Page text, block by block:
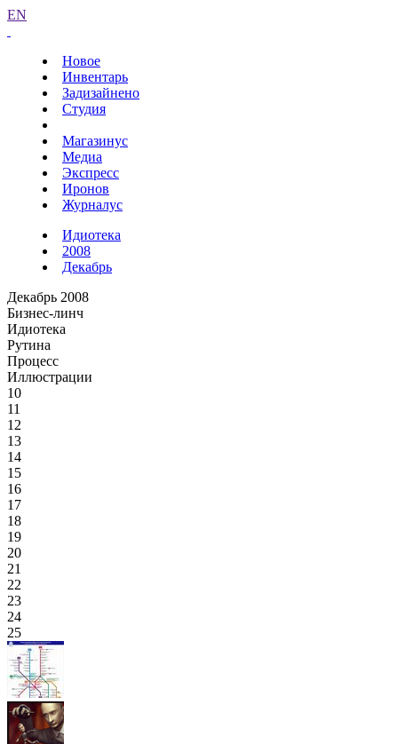
EN
Новое
Инвентарь
Задизайнено
Студия
Магазинус
Медиа
Экспресс
Иронов
Журналус
Идиотека
2008
Декабрь
Декабрь 2008
Бизнес-линч
Идиотека
Рутина
Процесс
Иллюстрации
10
11
12
13
14
15
16
17
18
19
20
21
22
23
24
25